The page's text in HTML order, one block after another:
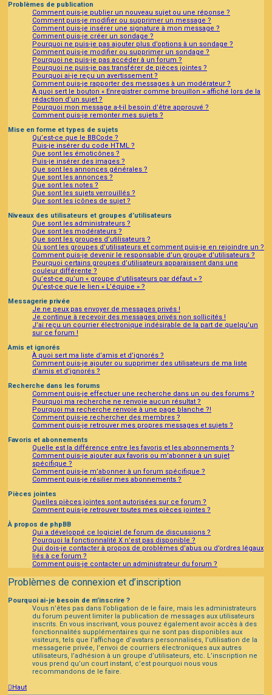
Problèmes de publication
Comment puis-je publier un nouveau sujet ou une réponse ?
Comment puis-je modifier ou supprimer un message ?
Comment puis-je insérer une signature à mon message ?
Comment puis-je créer un sondage ?
Pourquoi ne puis-je pas ajouter plus d’options à un sondage ?
Comment puis-je modifier ou supprimer un sondage ?
Pourquoi ne puis-je pas accéder à un forum ?
Pourquoi ne puis-je pas transférer de pièces jointes ?
Pourquoi ai-je reçu un avertissement ?
Comment puis-je rapporter des messages à un modérateur ?
À quoi sert le bouton « Enregistrer comme brouillon » affiché lors de la
rédaction d’un sujet ?
Pourquoi mon message a-t-il besoin d’être approuvé ?
Comment puis-je remonter mes sujets ?
Mise en forme et types de sujets
Qu’est-ce que le BBCode ?
Puis-je insérer du code HTML ?
Que sont les émoticônes ?
Puis-je insérer des images ?
Que sont les annonces générales ?
Que sont les annonces ?
Que sont les notes ?
Que sont les sujets verrouillés ?
Que sont les icônes de sujet ?
Niveaux des utilisateurs et groupes d’utilisateurs
Que sont les administrateurs ?
Que sont les modérateurs ?
Que sont les groupes d’utilisateurs ?
Où sont les groupes d’utilisateurs et comment puis-je en rejoindre un ?
Comment puis-je devenir le responsable d’un groupe d’utilisateurs ?
Pourquoi certains groupes d’utilisateurs apparaissent dans une
couleur différente ?
Qu’est-ce qu’un « groupe d’utilisateurs par défaut » ?
Qu’est-ce que le lien « L’équipe » ?
Messagerie privée
Je ne peux pas envoyer de messages privés !
Je continue à recevoir des messages privés non sollicités !
J’ai reçu un courrier électronique indésirable de la part de quelqu’un
sur ce forum !
Amis et ignorés
À quoi sert ma liste d’amis et d’ignorés ?
Comment puis-je ajouter ou supprimer des utilisateurs de ma liste
d’amis et d’ignorés ?
Recherche dans les forums
Comment puis-je effectuer une recherche dans un ou des forums ?
Pourquoi ma recherche ne renvoie aucun résultat ?
Pourquoi ma recherche renvoie à une page blanche ?!
Comment puis-je rechercher des membres ?
Comment puis-je retrouver mes propres messages et sujets ?
Favoris et abonnements
Quelle est la différence entre les favoris et les abonnements ?
Comment puis-je ajouter aux favoris ou m’abonner à un sujet
spécifique ?
Comment puis-je m’abonner à un forum spécifique ?
Comment puis-je résilier mes abonnements ?
Pièces jointes
Quelles pièces jointes sont autorisées sur ce forum ?
Comment puis-je retrouver toutes mes pièces jointes ?
À propos de phpBB
Qui a développé ce logiciel de forum de discussions ?
Pourquoi la fonctionnalité X n’est pas disponible ?
Qui dois-je contacter à propos de problèmes d’abus ou d’ordres légaux
liés à ce forum ?
Comment puis-je contacter un administrateur du forum ?
Problèmes de connexion et d’inscription
Pourquoi ai-je besoin de m’inscrire ?
Vous n’êtes pas dans l’obligation de le faire, mais les administrateurs
du forum peuvent limiter la publication de messages aux utilisateurs
inscrits. En vous inscrivant, vous pouvez également avoir accès à des
fonctionnalités supplémentaires qui ne sont pas disponibles aux
visiteurs, tels que l’affichage d’avatars personnalisés, l’utilisation de la
messagerie privée, l’envoi de courriers électroniques aux autres
utilisateurs, l’adhésion à un groupe d’utilisateurs, etc. L’inscription ne
vous prend qu’un court instant, c’est pourquoi nous vous
recommandons de le faire.
Haut